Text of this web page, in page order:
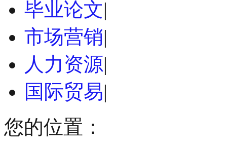
毕业论文|
市场营销|
人力资源|
国际贸易|
您的位置：